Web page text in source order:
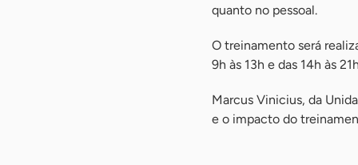
quanto no pessoal.
O treinamento será
9h às 13h e das 14h às
Marcus Vinicius, da
e o impacto do